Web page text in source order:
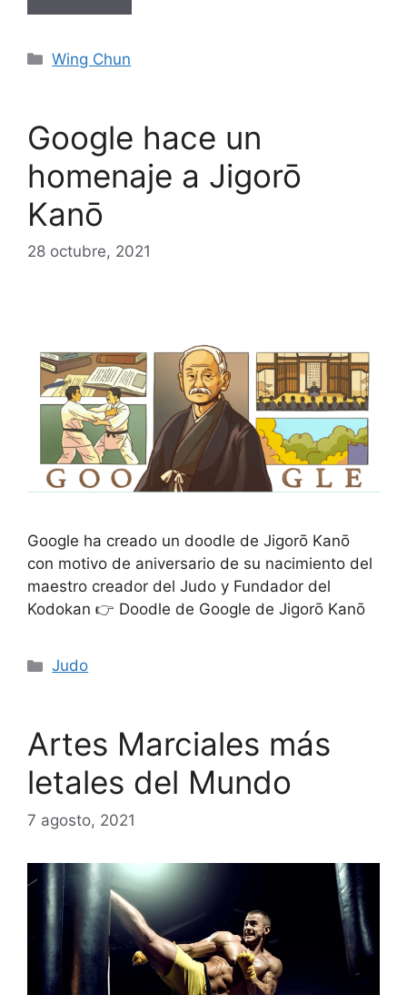
Categorías
Wing Chun
Google hace un
homenaje a Jigorō
Kanō
28 octubre, 2021
Google ha creado un doodle de Jigorō Kanō
con motivo de aniversario de su nacimiento del
maestro creador del Judo y Fundador del
Kodokan 👉 Doodle de Google de Jigorō Kanō
Categorías
Judo
Artes Marciales más
letales del Mundo
7 agosto, 2021